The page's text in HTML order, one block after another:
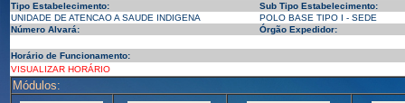
Tipo Estabelecimento:
Sub Tipo Estabelecimento:
UNIDADE DE ATENCAO A SAUDE INDIGENA
POLO BASE TIPO I - SEDE
Número Alvará:
Órgão Expedidor:
Horário de Funcionamento:
VISUALIZAR HORÁRIO
Módulos: